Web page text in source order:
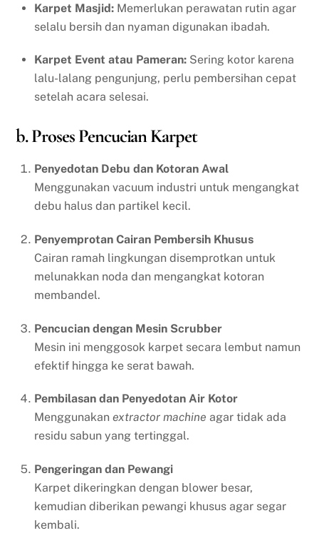
Karpet Masjid: Memerlukan perawatan rutin agar
selalu bersih dan nyaman digunakan ibadah.
Karpet Event atau Pameran: Sering kotor karena
lalu-lalang pengunjung, perlu pembersihan cepat
setelah acara selesai.
b. Proses Pencucian Karpet
Penyedotan Debu dan Kotoran Awal
Menggunakan vacuum industri untuk mengangkat
debu halus dan partikel kecil.
Penyemprotan Cairan Pembersih Khusus
Cairan ramah lingkungan disemprotkan untuk
melunakkan noda dan mengangkat kotoran
membandel.
Pencucian dengan Mesin Scrubber
Mesin ini menggosok karpet secara lembut namun
efektif hingga ke serat bawah.
Pembilasan dan Penyedotan Air Kotor
Menggunakan extractor machine agar tidak ada
residu sabun yang tertinggal.
Pengeringan dan Pewangi
Karpet dikeringkan dengan blower besar,
kemudian diberikan pewangi khusus agar segar
kembali.